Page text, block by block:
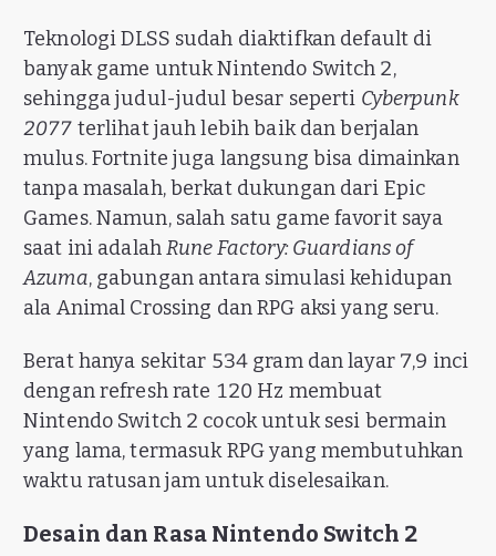
Teknologi DLSS sudah diaktifkan default di
banyak game untuk Nintendo Switch 2,
sehingga judul-judul besar seperti Cyberpunk
2077 terlihat jauh lebih baik dan berjalan
mulus. Fortnite juga langsung bisa dimainkan
tanpa masalah, berkat dukungan dari Epic
Games. Namun, salah satu game favorit saya
saat ini adalahRune Factory: Guardians of
Azuma, gabungan antara simulasi kehidupan
ala Animal Crossing dan RPG aksi yang seru.
Berat hanya sekitar 534 gram dan layar 7,9 inci
dengan refresh rate 120 Hz membuat
Nintendo Switch 2 cocok untuk sesi bermain
yang lama, termasuk RPG yang membutuhkan
waktu ratusan jam untuk diselesaikan.
Desain dan Rasa Nintendo Switch 2